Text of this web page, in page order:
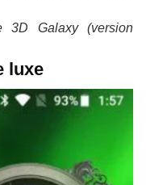
3D Galaxy (version
luxe